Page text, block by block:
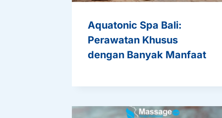
Aquatonic Spa Bali:
Perawatan Khusus
dengan Banyak Manfaat